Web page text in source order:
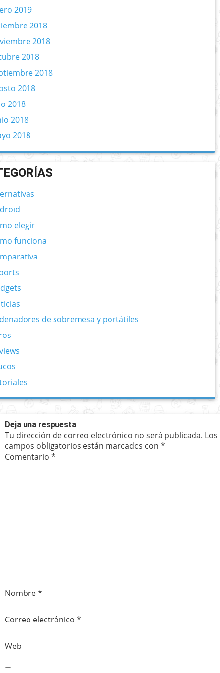
2019
2018
2018
2018
2018
2018
2018
2018
2018
elegir
funciona
de sobremesa y portátiles
Deja una respuesta
Tu dirección de correo electrónico no será publicada. Los
campos obligatorios están marcados con *
Comentario *
Nombre*
Correo electrónico *
Web